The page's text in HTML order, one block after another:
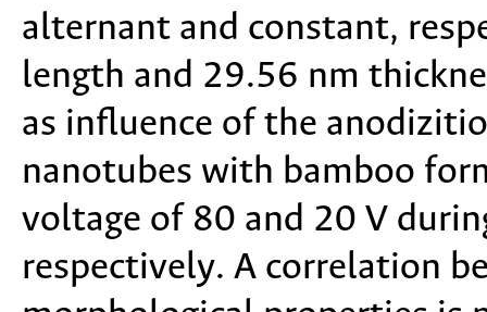
alternant and constant,
length and 29.56 nm
as influence of the
nanotubes with bamboo
voltage of 80 and 20 V
respectively. A correlation